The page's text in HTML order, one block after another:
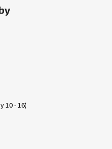
i
10 - 16)